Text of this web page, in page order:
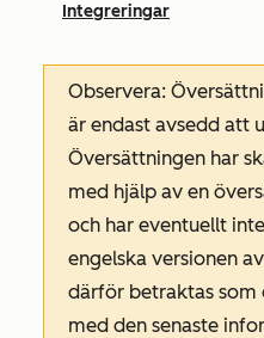
Integreringar
Observera:
är endast avsedd att
Översättningen har
med hjälp av en
och har eventuellt
engelska versionen
därför betraktas som
med den senaste